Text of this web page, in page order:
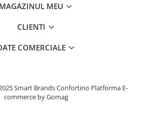
MAGAZINUL MEU
CLIENTI
COMERCIALE
Smart Brands Confortino Platforma E-
commerce by Gomag